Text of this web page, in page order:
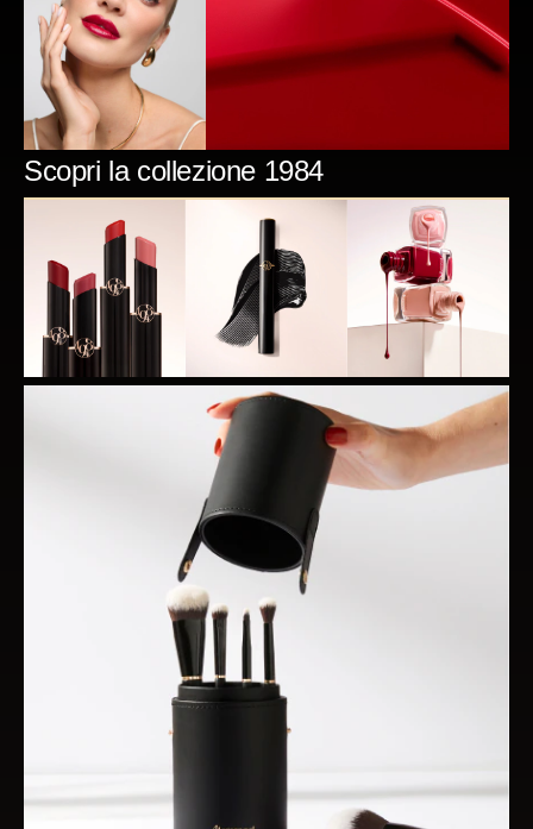
Scopri la collezione 1984